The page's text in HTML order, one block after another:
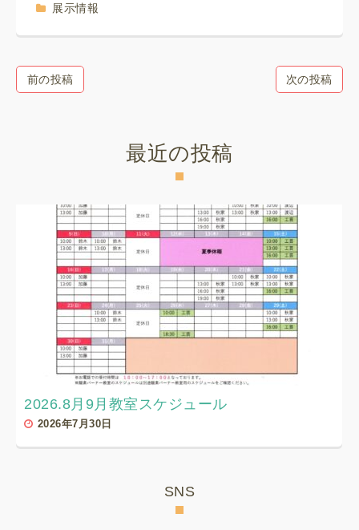
展示情報
前の投稿 次の投稿
最近の投稿
2026.8月9月教室スケジュール
2026年7月30日
SNS